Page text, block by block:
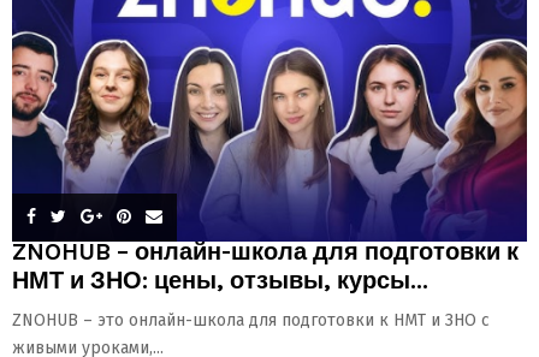
ZNOHUB – онлайн-школа для подготовки к
НМТ и ЗНО: цены, отзывы, курсы...
ZNOHUB – это онлайн-школа для подготовки к НМТ и ЗНО с
живыми уроками,...